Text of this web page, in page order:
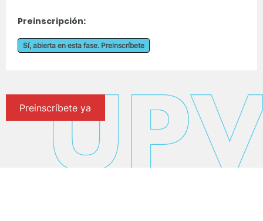
Preinscripción:
Sí, abierta en esta fase. Preinscríbete
Preinscríbete ya